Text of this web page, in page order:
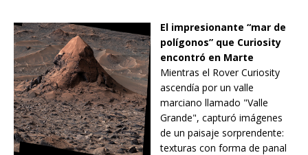
El impresionante “mar de
polígonos” que Curiosity
encontró en Marte
Mientras el Rover Curiosity
ascendía por un valle
marciano llamado "Valle
Grande", capturó imágenes
de un paisaje sorprendente:
texturas con forma de panal